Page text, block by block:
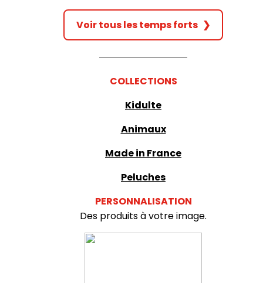
Voir tous les temps forts ❯
COLLECTIONS
Kidulte
Animaux
Made in France
Peluches
PERSONNALISATION
Des produits à votre image.